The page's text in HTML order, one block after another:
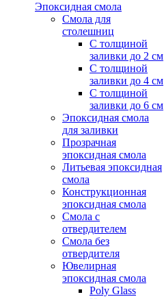
Эпоксидная смола
Смола для
столешниц
С толщиной
заливки до 2 см
С толщиной
заливки до 4 см
С толщиной
заливки до 6 см
Эпоксидная смола
для заливки
Прозрачная
эпоксидная смола
Литьевая эпоксидная
смола
Конструкционная
эпоксидная смола
Смола с
отвердителем
Смола без
отвердителя
Ювелирная
эпоксидная смола
Poly Glass